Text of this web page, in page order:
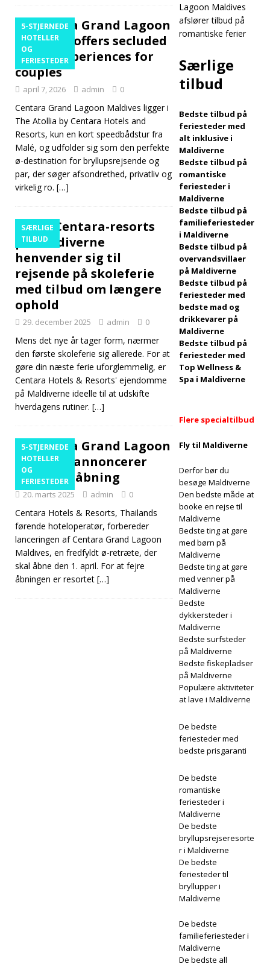
HOTELLER OG
FERIESTEDER
Meyyafushi
Maldiverne
åbner med
premium all-
inclusive rejser
[29. april 2026]
Sådan booker
luksushotel på
Maldiverne til
den bedste pris
Centara Grand
Lagoon
Maldives
på romantiske
ferier
5-
STJERNEDE
5-STJERNEDE
HOTELLER
OG
FERIESTEDER
Centara Grand Lagoon
Maldives offers secluded
island experiences for
couples
april 7, 2026 admin 0
Centara Grand Lagoon Maldives ligger i
The Atollia by Centara Hotels and
Resorts, kun en kort speedbådstur fra
Malé, og udfolder sig som den perfekte
ø-destination for bryllupsrejsende og
par, der søger afsondrethed, privatliv og
virkelig ro. […]
SÆRLIGE
TILBUD
Fire Centara-resorts
på Maldiverne
henvender sig til
rejsende på skoleferie
med tilbud om længere
ophold
29. december 2025 admin 0
Mens det nye år tager form, nærmer
den første skoleferie sig allerede. For at
gøre din næste ferie uforglemmelig, er
Centara Hotels & Resorts' ejendomme
på Maldiverne ideelle til at udskifte
hverdagens rutiner. […]
5-STJERNEDE
HOTELLER
OG
FERIESTEDER
Centara Grand Lagoon
Maldives annoncerer
storslået åbning
20. marts 2025 admin 0
Centara Hotels & Resorts, Thailands
førende hoteloperatør, forbereder
lanceringen af Centara Grand Lagoon
Maldives, en fredfyldt ø-retræte, der
skal åbne den 1. april. For at fejre
åbningen er resortet […]
Lagoon Maldives
afslører tilbud på
romantiske ferier
Særlige
tilbud
Bedste tilbud på
feriesteder med
alt inklusive i
Maldiverne
Bedste tilbud på
romantiske
feriesteder i
Maldiverne
Bedste tilbud på
familieferiesteder
i Maldiverne
Bedste tilbud på
overvandsvillaer
på Maldiverne
Bedste tilbud på
feriesteder med
bedste mad og
drikkevarer på
Maldiverne
Bedste tilbud på
feriesteder med
Top Wellness &
Spa i Maldiverne
Flere specialtilbud
Fly til Maldiverne
Derfor bør du
besøge Maldiverne
Den bedste måde at
booke en rejse til
Maldiverne
Bedste ting at gøre
med børn på
Maldiverne
Bedste ting at gøre
med venner på
Maldiverne
Bedste
dykkersteder i
Maldiverne
Bedste surfsteder
på Maldiverne
Bedste fiskepladser
på Maldiverne
Populære aktiviteter
at lave i Maldiverne
De bedste
feriesteder med
bedste prisgaranti
De bedste
romantiske
feriesteder i
Maldiverne
De bedste
bryllupsrejseresorte
r i Maldiverne
De bedste
feriesteder til
bryllupper i
Maldiverne
De bedste
familieferiesteder i
Maldiverne
De bedste all